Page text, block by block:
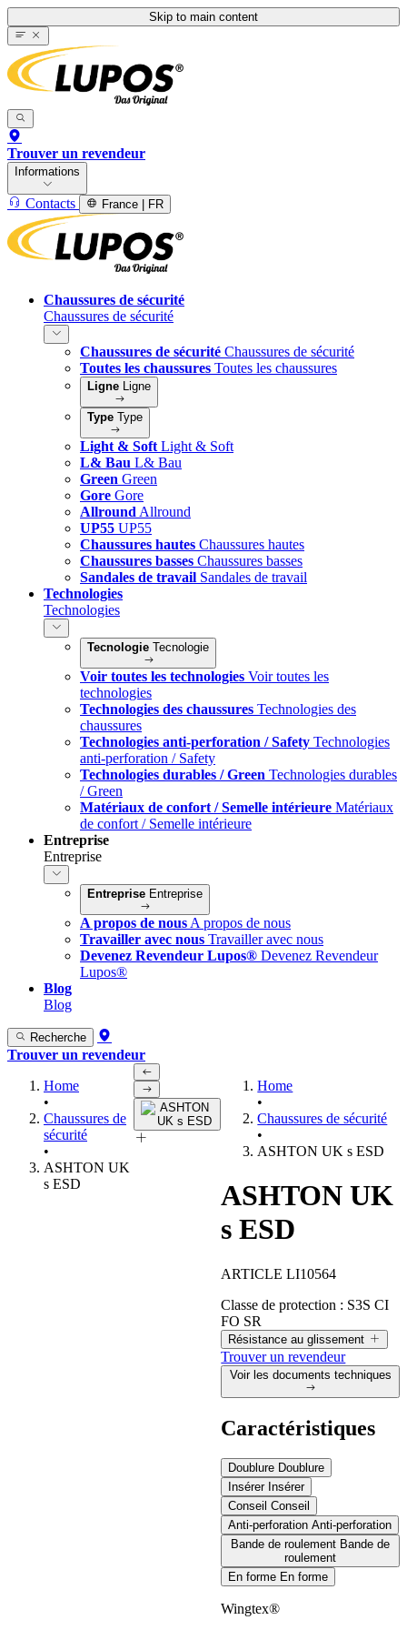
Skip to main content
Trouver un revendeur
Informations
Contacts France | FR
Chaussures de sécurité
Chaussures de sécurité
Chaussures de sécurité Chaussures de sécurité
Toutes les chaussures Toutes les chaussures
Ligne Ligne
Type Type
Light & Soft Light & Soft
L& Bau L& Bau
Green Green
Gore Gore
Allround Allround
UP55 UP55
Chaussures hautes Chaussures hautes
Chaussures basses Chaussures basses
Sandales de travail Sandales de travail
Technologies
Technologies
Tecnologie Tecnologie
Voir toutes les technologies Voir toutes les
technologies
Technologies des chaussures Technologies des
chaussures
Technologies anti-perforation / Safety Technologies
anti-perforation / Safety
Technologies durables / Green Technologies durables
/ Green
Matériaux de confort / Semelle intérieure Matériaux
de confort / Semelle intérieure
Entreprise
Entreprise
Entreprise Entreprise
A propos de nous A propos de nous
Travailler avec nous Travailler avec nous
Devenez Revendeur Lupos® Devenez Revendeur
Lupos®
Blog
Blog
Recherche
Trouver un revendeur
Home
•
Chaussures de
sécurité
•
ASHTON UK
s ESD
Home
•
Chaussures de sécurité
•
ASHTON UK s ESD
ASHTON UK
s ESD
ARTICLE LI10564
Classe de protection : S3S CI
FO SR
Résistance au glissement
ISO 20345:2022, avec la méthode d'essai définie par la norme
requises par la
LUPOS
Trouver un revendeur
Voir les documents techniques
Caractéristiques
Doublure Doublure
Insérer Insérer
Conseil Conseil
Anti-perforation Anti-perforation
Bande de roulement Bande de
roulement
En forme En forme
Wingtex®